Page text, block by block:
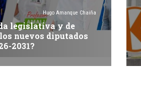
Hugo Amanque Chaiña
legislativa y de
nuevos diputados
2031?